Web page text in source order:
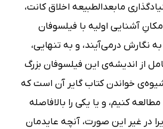
مابعدالطبیعه اخلاق کانت،
آشنایی اولیه با فیلسوفان
نگارش درمی‌آیند، و به تنهایی،
از اندیشه‌ی این فیلسوفان بزرگ
خواندن کتاب گایر آن است که
کنیم، و یا یکی را بالافاصله
در غیر این صورت، آنچه عایدمان